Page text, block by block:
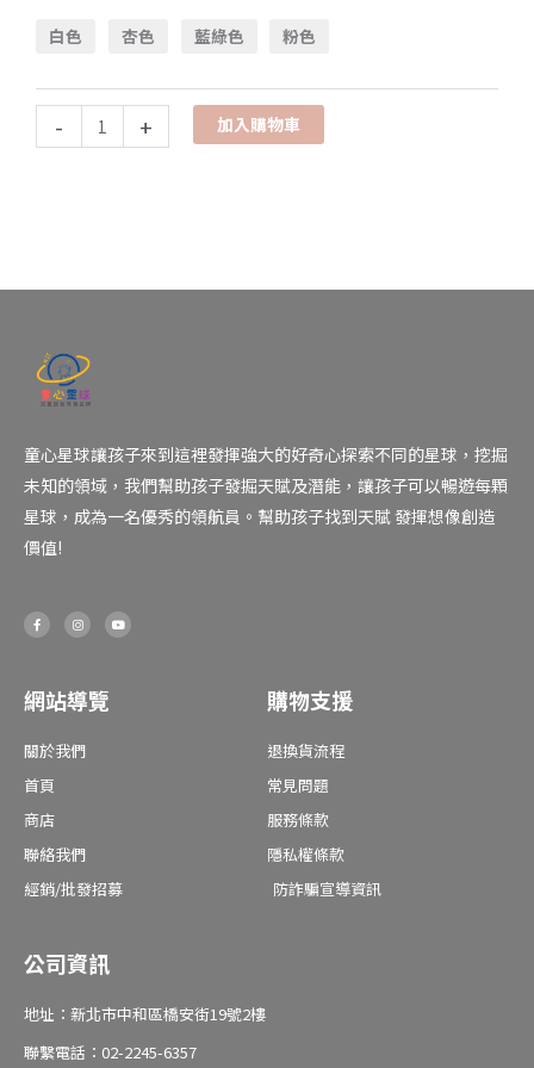
白色 杏色 藍綠色 粉色
- + 加入購物車
童心星球讓孩子來到這裡發揮強大的好奇心探索不同的星球，挖掘
未知的領域，我們幫助孩子發掘天賦及潛能，讓孩子可以暢遊每顆
星球，成為一名優秀的領航員。幫助孩子找到天賦 發揮想像創造
價值!
F
a
c
k
-
I
n
s
a
m
Y
o
u
網站導覽
關於我們
首頁
商店
聯絡我們
經銷/批發招募
購物支援
退換貨流程
常見問題
服務條款
隱私權條款
防詐騙宣導資訊
公司資訊
地址：新北市中和區橋安街19號2樓
聯繫電話：02-2245-6357